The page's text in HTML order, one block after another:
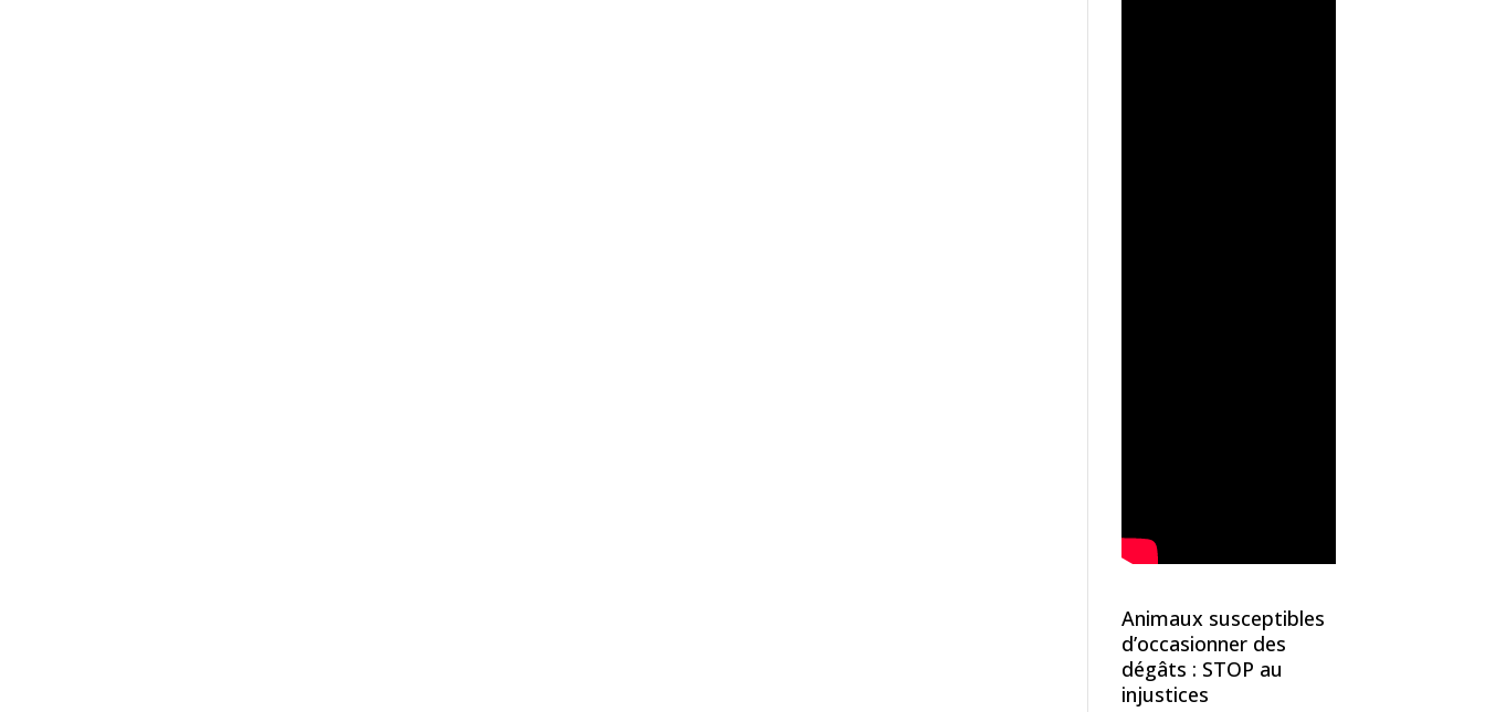
Animaux susceptibles
d’occasionner des
dégâts : STOP au
injustices